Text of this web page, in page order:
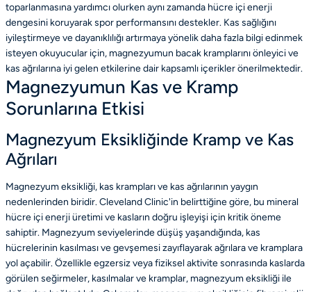
toparlanmasına yardımcı olurken aynı zamanda hücre içi enerji
dengesini koruyarak spor performansını destekler. Kas sağlığını
iyileştirmeye ve dayanıklılığı artırmaya yönelik daha fazla bilgi edinmek
isteyen okuyucular için, magnezyumun bacak kramplarını önleyici ve
kas ağrılarına iyi gelen etkilerine dair kapsamlı içerikler önerilmektedir.
Magnezyumun Kas ve Kramp
Sorunlarına Etkisi
Magnezyum Eksikliğinde Kramp ve Kas
Ağrıları
Magnezyum eksikliği, kas krampları ve kas ağrılarının yaygın
nedenlerinden biridir. Cleveland Clinic'in belirttiğine göre, bu mineral
hücre içi enerji üretimi ve kasların doğru işleyişi için kritik öneme
sahiptir. Magnezyum seviyelerinde düşüş yaşandığında, kas
hücrelerinin kasılması ve gevşemesi zayıflayarak ağrılara ve kramplara
yol açabilir. Özellikle egzersiz veya fiziksel aktivite sonrasında kaslarda
görülen seğirmeler, kasılmalar ve kramplar, magnezyum eksikliği ile